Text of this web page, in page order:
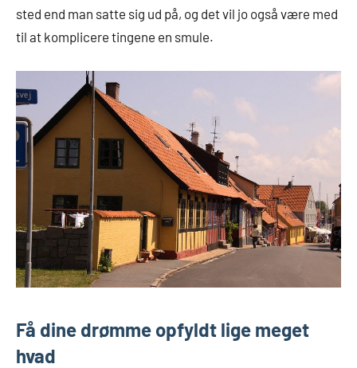
sted end man satte sig ud på, og det vil jo også være med
til at komplicere tingene en smule.
Få dine drømme opfyldt lige meget
hvad